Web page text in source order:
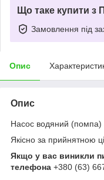
Що таке купити з
Замовлення під
Опис
Опис
Насос водяний
Якісно за прийнятною
Якщо у вас виникли
телефона +380 (63)